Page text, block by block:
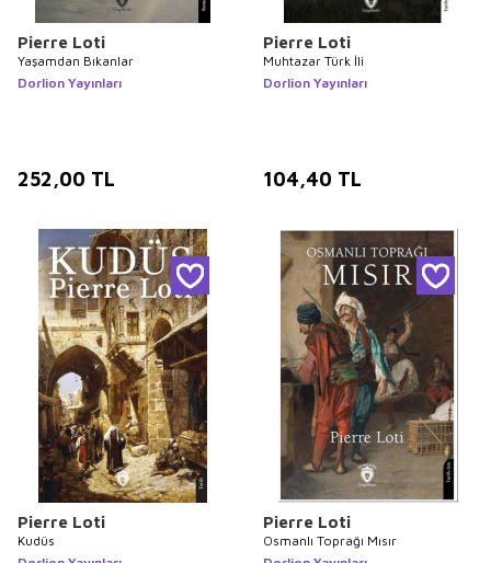
Pierre Loti
Yaşamdan Bıkanlar
Dorlion Yayınları
252,00 TL
Pierre Loti
Muhtazar Türk İli
Dorlion Yayınları
104,40 TL
Pierre Loti
Kudüs
Pierre Loti
Osmanlı Toprağı Mısır